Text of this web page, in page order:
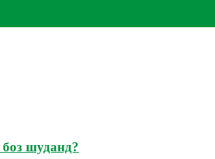
шуданд?